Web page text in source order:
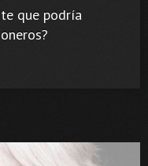
que podría